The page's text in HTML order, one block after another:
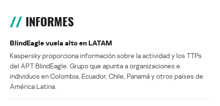
INFORMES
BlindEagle vuela alto en LATAM
Kaspersky proporciona información sobre la actividad y los TTPs
del APT BlindEagle. Grupo que apunta a organizaciones e
individuos en Colombia, Ecuador, Chile, Panamá y otros países de
América Latina.